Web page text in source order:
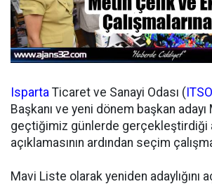
Isparta Ticaret ve Sanayi Odası ( ITSO
Başkanı ve yeni dönem başkan
geçtiğimiz günlerde gerçekleştirdiği
açıklamasının ardından seçim
Mavi Liste olarak yeniden adaylığını